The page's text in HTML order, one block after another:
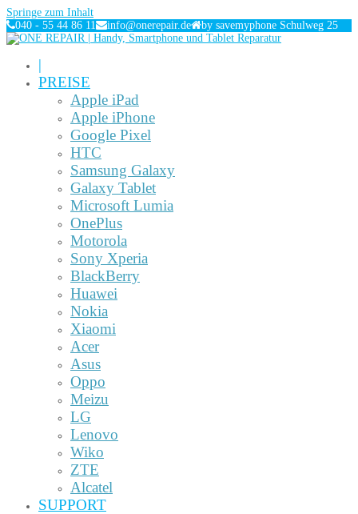
Springe zum Inhalt
040 - 55 44 86 11
info@onerepair.de by savemyphone Schulweg 25
|
PREISE
Apple iPad
Apple iPhone
Google Pixel
HTC
Samsung Galaxy
Galaxy Tablet
Microsoft Lumia
OnePlus
Motorola
Sony Xperia
BlackBerry
Huawei
Nokia
Xiaomi
Acer
Asus
Oppo
Meizu
LG
Lenovo
Wiko
ZTE
Alcatel
SUPPORT